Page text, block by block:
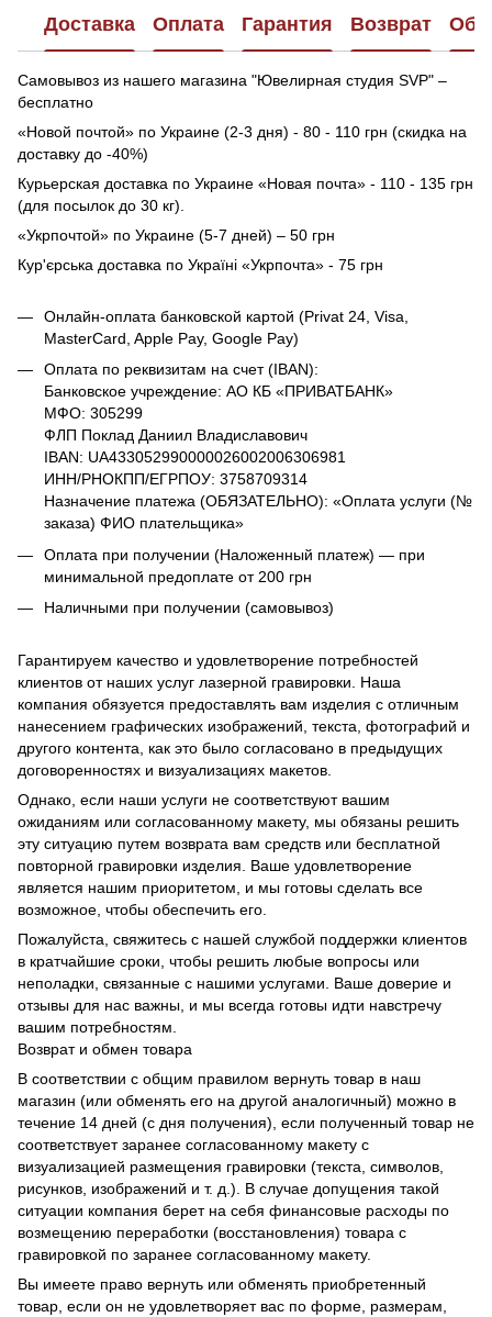
Доставка Оплата Гарантия Возврат
Самовывоз из нашего магазина "Ювелирная студия SVP" –
бесплатно
«Новой почтой» по Украине (2-3 дня) - 80 - 110 грн (скидка на
доставку до -40%)
Курьерская доставка по Украине «Новая почта» - 110 - 135 грн
(для посылок до 30 кг).
«Укрпочтой» по Украине (5-7 дней) – 50 грн
Кур'єрська доставка по Україні «Укрпочта» - 75 грн
Онлайн-оплата банковской картой (Privat 24, Visa,
MasterCard, Apple Pay, Google Pay)
Оплата по реквизитам на счет (IBAN):
Банковское учреждение: АО КБ «ПРИВАТБАНК»
МФО: 305299
ФЛП Поклад Даниил Владиславович
IBAN: UA433052990000026002006306981
ИНН/РНОКПП/ЕГРПОУ: 3758709314
Назначение платежа (ОБЯЗАТЕЛЬНО): «Оплата услуги (№
заказа) ФИО плательщика»
Оплата при получении (Наложенный платеж) — при
минимальной предоплате от 200 грн
Наличными при получении (самовывоз)
Гарантируем качество и удовлетворение потребностей
клиентов от наших услуг лазерной гравировки. Наша
компания обязуется предоставлять вам изделия с отличным
нанесением графических изображений, текста, фотографий и
другого контента, как это было согласовано в предыдущих
договоренностях и визуализациях макетов.
Однако, если наши услуги не соответствуют вашим
ожиданиям или согласованному макету, мы обязаны решить
эту ситуацию путем возврата вам средств или бесплатной
повторной гравировки изделия. Ваше удовлетворение
является нашим приоритетом, и мы готовы сделать все
возможное, чтобы обеспечить его.
Пожалуйста, свяжитесь с нашей службой поддержки клиентов
в кратчайшие сроки, чтобы решить любые вопросы или
неполадки, связанные с нашими услугами. Ваше доверие и
отзывы для нас важны, и мы всегда готовы идти навстречу
вашим потребностям.
Возврат и обмен товара
В соответствии с общим правилом вернуть товар в наш
магазин (или обменять его на другой аналогичный) можно в
течение 14 дней (с дня получения), если полученный товар не
соответствует заранее согласованному макету с
визуализацией размещения гравировки (текста, символов,
рисунков, изображений и т. д.). В случае допущения такой
ситуации компания берет на себя финансовые расходы по
возмещению переработки (восстановления) товара с
гравировкой по заранее согласованному макету.
Вы имеете право вернуть или обменять приобретенный
товар, если он не удовлетворяет вас по форме, размерам,